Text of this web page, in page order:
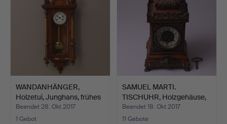
WANDANHÄNGER,
Holzetui, Junghans, frühes
2…
Beendet 28. Okt 2017
1 Gebot
SAMUEL MARTI.
TISCHUHR, Holzgehäuse,
Metal…
Beendet 18. Okt 2017
11 Gebote